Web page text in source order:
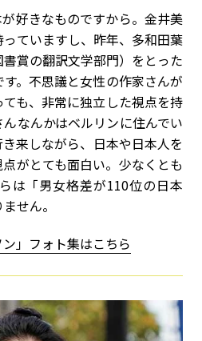
好きなものですから。金井美
ていますし、昨年、多和田葉
賞の翻訳文学部門）をとった
。不思議と女性の作家さんが
も、非常に独立した視点を持
なんかはベルリンに住んでい
来しながら、日本や日本人を
がとても面白い。少なくとも
は「男女格差が110位の日本
せん。
」フォト集はこちら